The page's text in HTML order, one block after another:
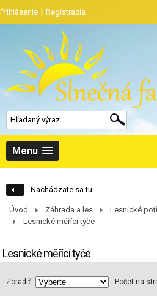
Prihlásenie | Registrácia
Menu
Nachádzate sa tu:
Úvod Záhrada a les Lesnické
Lesnické měřící tyče
Lesnické měřící tyče
Zoradiť: Počet na